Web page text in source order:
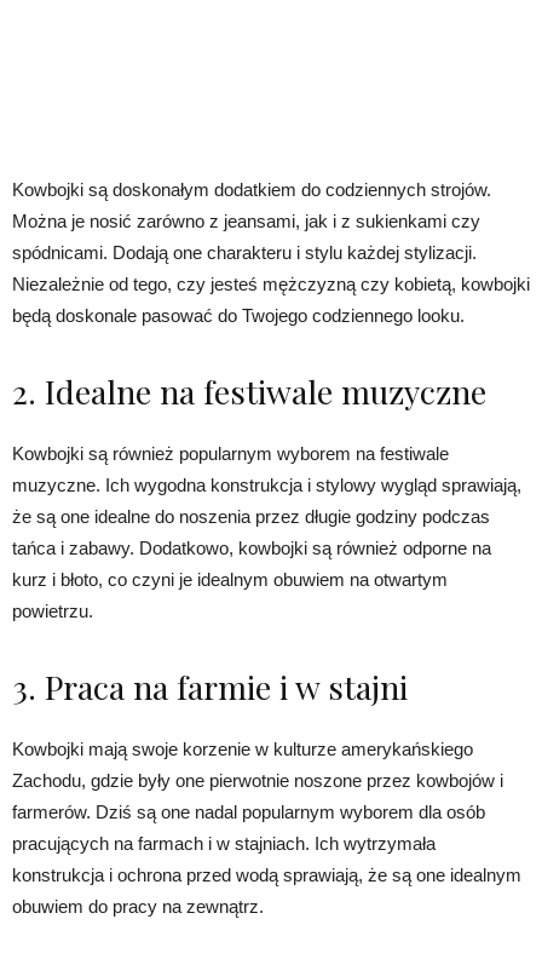
Kowbojki są doskonałym dodatkiem do codziennych strojów.
Można je nosić zarówno z jeansami, jak i z sukienkami czy
spódnicami. Dodają one charakteru i stylu każdej stylizacji.
Niezależnie od tego, czy jesteś mężczyzną czy kobietą, kowbojki
będą doskonale pasować do Twojego codziennego looku.
2. Idealne na festiwale muzyczne
Kowbojki są również popularnym wyborem na festiwale
muzyczne. Ich wygodna konstrukcja i stylowy wygląd sprawiają,
że są one idealne do noszenia przez długie godziny podczas
tańca i zabawy. Dodatkowo, kowbojki są również odporne na
kurz i błoto, co czyni je idealnym obuwiem na otwartym
powietrzu.
3. Praca na farmie i w stajni
Kowbojki mają swoje korzenie w kulturze amerykańskiego
Zachodu, gdzie były one pierwotnie noszone przez kowbojów i
farmerów. Dziś są one nadal popularnym wyborem dla osób
pracujących na farmach i w stajniach. Ich wytrzymała
konstrukcja i ochrona przed wodą sprawiają, że są one idealnym
obuwiem do pracy na zewnątrz.